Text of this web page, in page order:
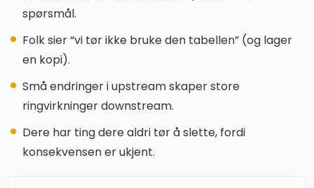
spørsmål.
Folk sier “vi tør ikke bruke den tabellen” (og lager
en kopi).
Små endringer i upstream skaper store
ringvirkninger downstream.
Dere har ting dere aldri tør å slette, fordi
konsekvensen er ukjent.